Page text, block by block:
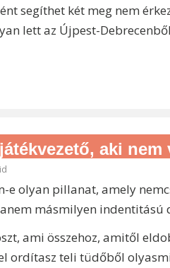
segíthet két meg nem
lett az Újpest-
aki
e olyan pillanat, amely
másmilyen indentitású
ami összehoz, amitől
ordítasz teli tüdőből